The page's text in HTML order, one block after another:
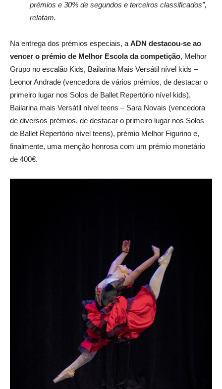
prémios e 30% de segundos e terceiros classificados”,
relatam.
Na entrega dos prémios especiais, a ADN destacou-se ao
vencer o prémio de Melhor Escola da competição, Melhor
Grupo no escalão Kids, Bailarina Mais Versátil nível kids –
Leonor Andrade (vencedora de vários prémios, de destacar o
primeiro lugar nos Solos de Ballet Repertório nível kids),
Bailarina mais Versátil nível teens – Sara Novais (vencedora
de diversos prémios, de destacar o primeiro lugar nos Solos
de Ballet Repertório nível teens), prémio Melhor Figurino e,
finalmente, uma menção honrosa com um prémio monetário
de 400€.